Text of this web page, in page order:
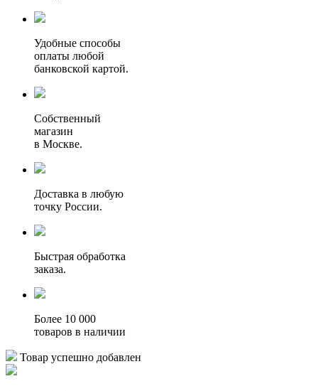
Удобные способы
оплаты любой
банковской картой.
Собственный
магазин
в Москве.
Доставка в любую
точку России.
Быстрая обработка
заказа.
Более 10 000
товаров в наличии
Товар успешно добавлен